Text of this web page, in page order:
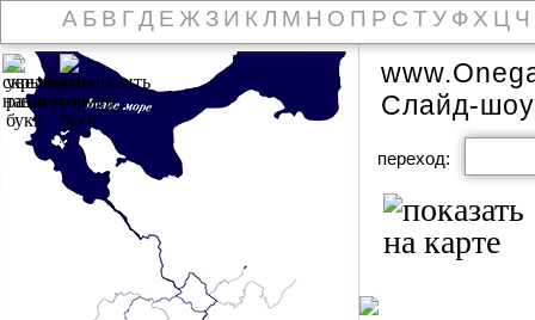
А Б В Г Д Е Ж З И К Л М Н О П Р С Т У Ф Х Ц Ч
Слайд-шоу
переход: